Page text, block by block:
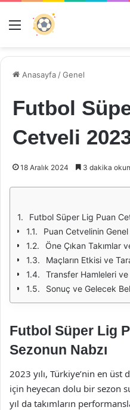
Menü
Anasayfa /Genel
Futbol
Cetveli
18 Aralık 2024 3 dakika
Futbol Süper Lig Puan
Puan Cetvelinin
Öne Çıkan Takımlar
Maçların Etkisi ve
Transfer Hamleleri ve
Sonuç ve Gelecek
Futbol Süper Lig
Sezonun Nabzı
2023 yılı, Türkiye’nin en
için heyecan dolu bir sezon
yıl da takımların